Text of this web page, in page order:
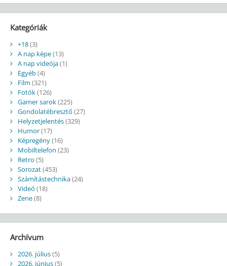
Kategóriák
+18(3)
A nap képe(13)
A nap videója(1)
Egyéb(4)
Film (321)
Fotók(126)
Gamer sarok(225)
Gondolatébresztő (27)
Helyzetjelentés(329)
Humor(17)
Képregény(16)
Mobiltelefon (23)
Retro (5)
Sorozat(453)
Számítástechnika(24)
Videó (18)
Zene(8)
Archívum
2026. július(5)
2026. június(5)